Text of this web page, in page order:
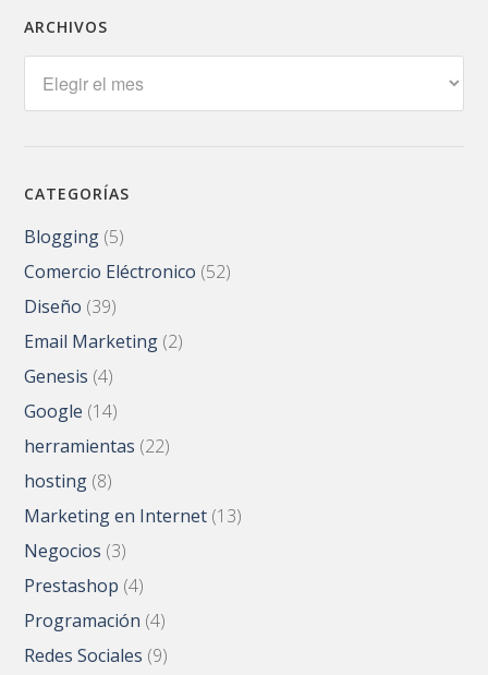
ARCHIVOS
CATEGORÍAS
Blogging (5)
Comercio Eléctronico (52)
Diseño (39)
Email Marketing (2)
Genesis (4)
Google (14)
herramientas (22)
hosting (8)
Marketing en Internet (13)
Negocios (3)
Prestashop (4)
Programación (4)
Redes Sociales (9)